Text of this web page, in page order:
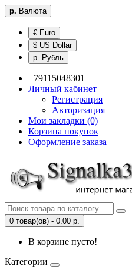
р. Валюта
€ Euro
$ US Dollar
р. Рубль
+79115048301
Личный кабинет
Регистрация
Авторизация
Мои закладки (0)
Корзина покупок
Оформление заказа
0 товар(ов) - 0.00 р.
В корзине пусто!
Категории